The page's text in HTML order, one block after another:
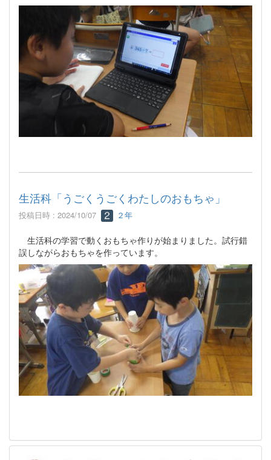
生活科「うごくうごくわたしのおもちゃ」
投稿日時 : 2024/10/07 ２年
生活科の学習で動くおもちゃ作りが始まりました。試行錯
誤しながらおもちゃを作っています。